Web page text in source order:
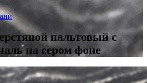
пальтовый с
на сером фоне